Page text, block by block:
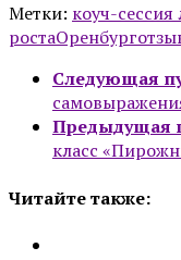
Метки: коуч-
ростаОренбург
Следующая
Предыдущая
класс
Читайте также: